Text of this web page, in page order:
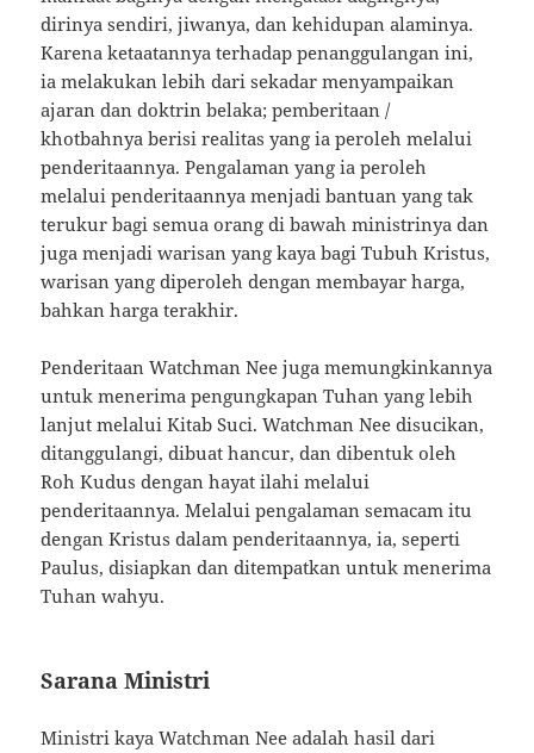
dirinya sendiri, jiwanya, dan kehidupan alaminya.
Karena ketaatannya terhadap penanggulangan ini,
ia melakukan lebih dari sekadar menyampaikan
ajaran dan doktrin belaka; pemberitaan /
khotbahnya berisi realitas yang ia peroleh melalui
penderitaannya. Pengalaman yang ia peroleh
melalui penderitaannya menjadi bantuan yang tak
terukur bagi semua orang di bawah ministrinya dan
juga menjadi warisan yang kaya bagi Tubuh Kristus,
warisan yang diperoleh dengan membayar harga,
bahkan harga terakhir.
Penderitaan Watchman Nee juga memungkinkannya
untuk menerima pengungkapan Tuhan yang lebih
lanjut melalui Kitab Suci. Watchman Nee disucikan,
ditanggulangi, dibuat hancur, dan dibentuk oleh
Roh Kudus dengan hayat ilahi melalui
penderitaannya. Melalui pengalaman semacam itu
dengan Kristus dalam penderitaannya, ia, seperti
Paulus, disiapkan dan ditempatkan untuk menerima
Tuhan wahyu.
Sarana Ministri
Ministri kaya Watchman Nee adalah hasil dari